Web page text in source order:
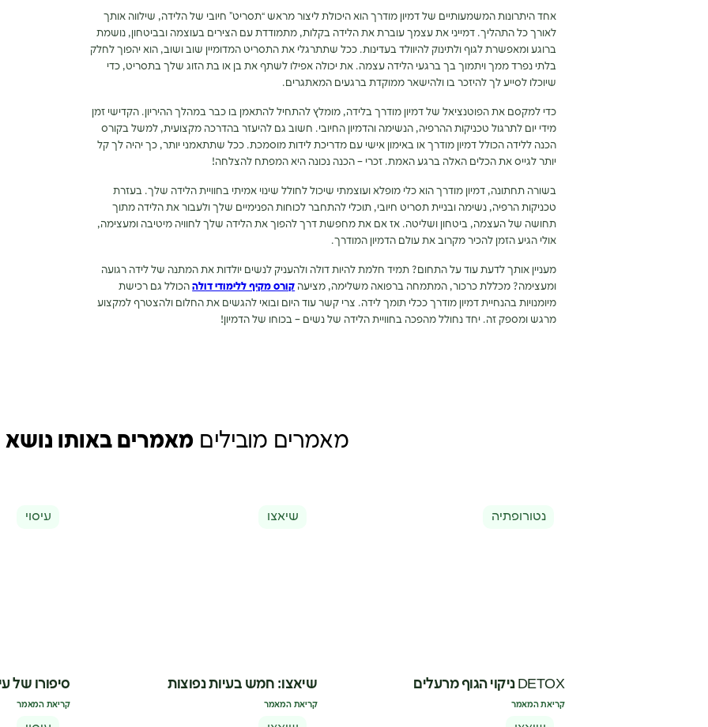
אחד היתרונות המשמעותיים של דמיון מודרך הוא היכולת ליצור מראש “תסריט” חיובי של הלידה, שילווה אותך
לאורך כל התהליך. דמייני את עצמך עוברת את הלידה בקלות, מתמודדת עם הצירים בעוצמה ובביטחון, נושמת
ברוגע ומאפשרת לגוף ולתינוק להיוולד בעדינות. ככל שתתרגלי את התסריט המדומיין שוב ושוב, הוא יהפוך לחלק
בלתי נפרד ממך ויתמוך בך ברגעי הלידה עצמה. את יכולה אפילו לשתף את בן או בת הזוג שלך בתסריט, כדי
שיוכלו לסייע לך להיזכר בו ולהישאר ממוקדת ברגעים המאתגרים.
כדי למקסם את הפוטנציאל של דמיון מודרך בלידה, מומלץ להתחיל להתאמן בו כבר במהלך ההיריון. הקדישי זמן
מידי יום לתרגול טכניקות ההרפיה, הנשימה והדמיון החיובי. חשוב גם להיעזר בהדרכה מקצועית, למשל בקורס
הכנה ללידה הכולל דמיון מודרך או באימון אישי עם מדריכת לידות מוסמכת. ככל שתתאמני יותר, כך יהיה לך קל
יותר לגייס את הכלים האלה ברגע האמת. זכרי – הכנה נכונה היא המפתח להצלחה!
בשורה תחתונה, דמיון מודרך הוא כלי מופלא ועוצמתי שיכול לחולל שינוי אמיתי בחוויית הלידה שלך. בעזרת
טכניקות הרפיה, נשימה ובניית תסריט חיובי, תוכלי להתחבר לכוחות הפנימיים שלך ולעבור את הלידה מתוך
תחושה של העצמה, ביטחון ושליטה. אז אם את מחפשת דרך להפוך את הלידה שלך לחוויה מיטיבה ומעצימה,
אולי הגיע הזמן להכיר מקרוב את עולם הדמיון המודרך.
מעניין אותך לדעת עוד על התחום? תמיד חלמת להיות דולה ולהעניק לנשים יולדות את המתנה של לידה רגועה
ומעצימה? מכללת כרכור, המתמחה ברפואה משלימה, מציעה קורס מקיף ללימודי דולההכולל גם רכישת
מיומנויות בהנחיית דמיון מודרך ככלי תומך לידה. צרי קשר עוד היום ובואי להגשים את החלום ולהצטרף למקצוע
מרגש ומספק זה. יחד נחולל מהפכה בחוויית הלידה של נשים – בכוחו של הדמיון!
מאמרים מובילים מאמרים באותו נושא
נטורופתיה
DETOX ניקוי הגוף מרעלים
קריאת המאמר
שיאצו
שיאצו: חמש בעיות נפוצות
קריאת המאמר
עיסוי
סיפורו של
קריאת המאמר